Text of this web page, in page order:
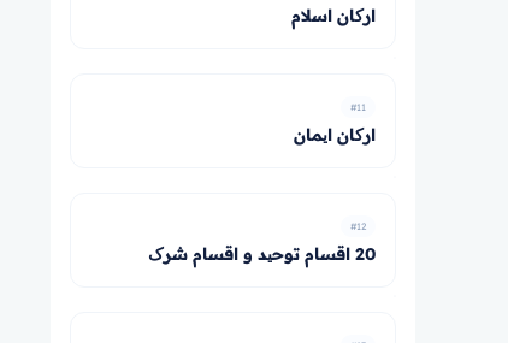
ارکان اسلام
#11
ارکان ایمان
#12
20 اقسام توحید و اقسام شرک